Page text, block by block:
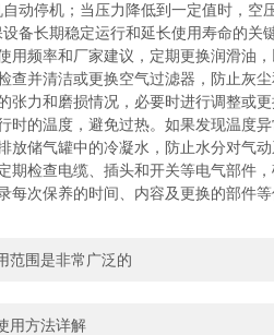
动停机；当压力降低到一定值时，空
备长期稳定运行和延长使用寿命的关
频率和厂家建议，定期更换润滑油，
并清洁或更换空气过滤器，防止灰尘
力和磨损情况，必要时进行调整或更
的温度，避免过热。如果发现温度异
储气罐中的冷凝水，防止水分对气动
检查电缆、插头和开关等电气部件，
次保养的时间、内容及更换的部件等
范围是非常广泛的
用方法详解